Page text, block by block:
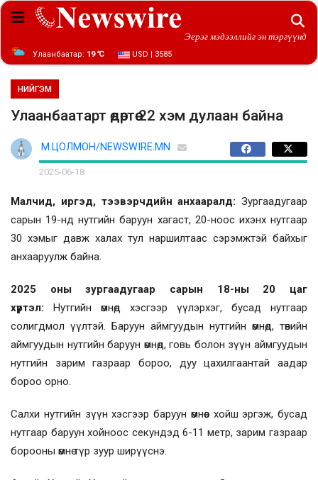
Эерэг мэдээллийг эн тэргүүнд
Улаанбаатар: 19 ℃ USD | 3585
НИЙГЭМ
Улаанбаатарт өдөртөө 22 хэм дулаан байна
М.ЦОЛМОН/NEWSWIRE.MN
2025-06-18
Малчид, иргэд, тээвэрчдийн анхааралд: Зургаадугаар
сарын 19-нд нутгийн баруун хагаст, 20-ноос ихэнх нутгаар
30 хэмыг давж халах тул наршилтаас сэрэмжтэй байхыг
анхааруулж байна.
2025 оны зургаадугаар сарын 18-ны 20 цаг
хүртэл: Нутгийн өмнөд хэсгээр үүлэрхэг, бусад нутгаар
солигдмол үүлтэй. Баруун аймгуудын нутгийн өмнөд, төвийн
аймгуудын нутгийн баруун өмнөд, говь болон зүүн аймгуудын
нутгийн зарим газраар бороо, дуу цахилгаантай аадар
бороо орно.
Салхи нутгийн зүүн хэсгээр баруун өмнөөс хойш эргэж, бусад
нутгаар баруун хойноос секундэд 6-11 метр, зарим газраар
борооны өмнө түр зуур ширүүснэ.